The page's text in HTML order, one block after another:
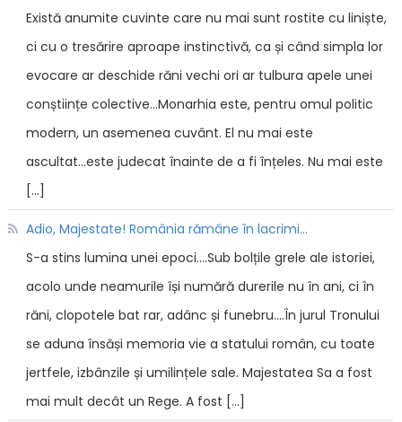
Există anumite cuvinte care nu mai sunt rostite cu liniște,
ci cu o tresărire aproape instinctivă, ca și când simpla lor
evocare ar deschide răni vechi ori ar tulbura apele unei
conștiințe colective...Monarhia este, pentru omul politic
modern, un asemenea cuvânt. El nu mai este
ascultat...este judecat înainte de a fi înțeles. Nu mai este
[…]
Adio, Majestate! România rămâne în lacrimi...
S-a stins lumina unei epoci....Sub bolțile grele ale istoriei,
acolo unde neamurile își numără durerile nu în ani, ci în
răni, clopotele bat rar, adânc și funebru....În jurul Tronului
se aduna însăși memoria vie a statului român, cu toate
jertfele, izbânzile și umilințele sale. Majestatea Sa a fost
mai mult decât un Rege. A fost […]